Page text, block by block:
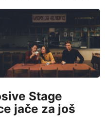
Stage
jače za još